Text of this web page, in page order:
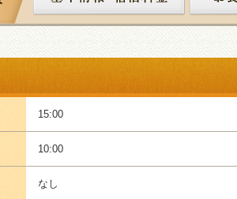
15:00
10:00
なし